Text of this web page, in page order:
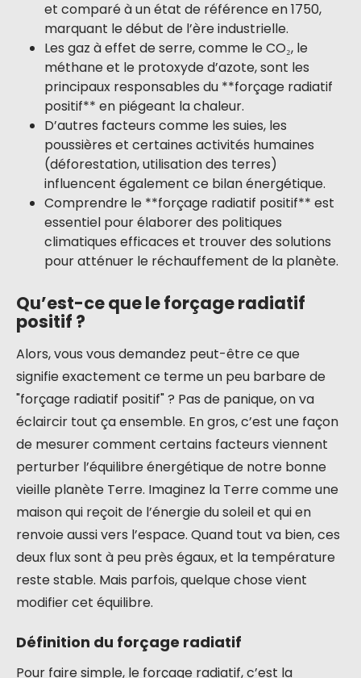
et comparé à un état de référence en 1750,
marquant le début de l’ère industrielle.
Les gaz à effet de serre, comme le CO₂, le
méthane et le protoxyde d’azote, sont les
principaux responsables du **forçage radiatif
positif** en piégeant la chaleur.
D’autres facteurs comme les suies, les
poussières et certaines activités humaines
(déforestation, utilisation des terres)
influencent également ce bilan énergétique.
Comprendre le **forçage radiatif positif** est
essentiel pour élaborer des politiques
climatiques efficaces et trouver des solutions
pour atténuer le réchauffement de la planète.
Qu’est-ce que le forçage radiatif
positif ?
Alors, vous vous demandez peut-être ce que
signifie exactement ce terme un peu barbare de
"forçage radiatif positif" ? Pas de panique, on va
éclaircir tout ça ensemble. En gros, c’est une façon
de mesurer comment certains facteurs viennent
perturber l’équilibre énergétique de notre bonne
vieille planète Terre. Imaginez la Terre comme une
maison qui reçoit de l’énergie du soleil et qui en
renvoie aussi vers l’espace. Quand tout va bien, ces
deux flux sont à peu près égaux, et la température
reste stable. Mais parfois, quelque chose vient
modifier cet équilibre.
Définition du forçage radiatif
Pour faire simple, le forçage radiatif, c’est la